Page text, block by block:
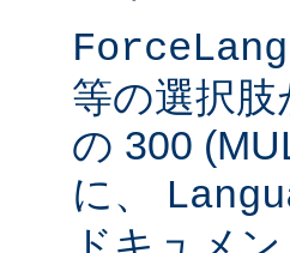
等の選択
の 300
に、